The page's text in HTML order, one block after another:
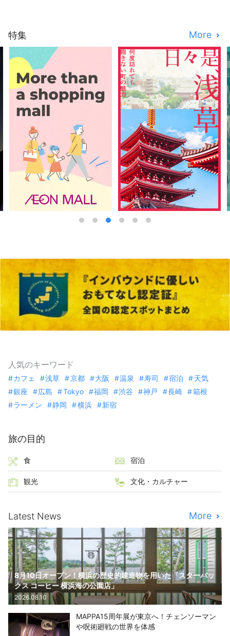
特集 More
人気のキーワード
カフェ 浅草 京都 大阪 温泉 寿司 宿泊
天気
銀座
広島 Tokyo 福岡 渋谷 神戸 長崎
箱根
ラーメン
静岡 横浜 新宿
旅の目的
食 宿泊
観光 文化・カルチャー
Latest News More
8月10日オープン！横浜の歴史的建造物を用いた「スターバッ
クス コーヒー 横浜海の公園店」
2026.08.10
MAPPA15周年展が東京へ！チェンソーマン
や呪術廻戦の世界を体感